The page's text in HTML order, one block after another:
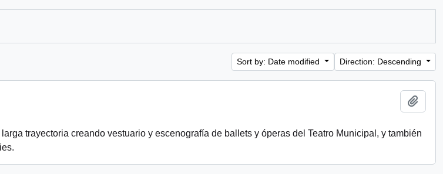
Sort by: Date modified Direction: Descending
trayectoria creando vestuario y escenografía de ballets y óperas del Teatro Municipal, y también